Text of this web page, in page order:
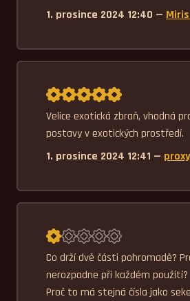
1. prosince 2024 12:40 —
Průměrné hodnocení 5,0.
Velice exotická zbraň, vhodná
postavy v exotických prostředí.
1. prosince 2024 12:41 —
Průměrné hodnocení 1,0.
Co drží dvě části pohromadě?
nerozpadne při každém použití?
Proč to má stejná čísla jako